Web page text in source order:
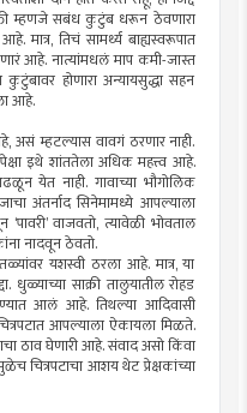
म्हणजे सबंध कुटुंब धरून ठेवणारा
तिचं सामर्थ्य बाह्यस्वरूपात
आहे. नात्यांमधलं माप कमी-जास्त
होणारा अन्यायसुद्धा सहन
आहे.
असं म्हटल्यास वावगं ठरणार नाही.
इथे शांततेला अधिक महत्त्व आहे.
येत नाही. गावाच्या भौगोलिक
अंतर्नाद सिनेमामध्ये आपल्याला
वाजवतो, त्यावेळी भोवताल
नादवून ठेवतो.
यशस्वी ठरला आहे. मात्र, या
धुळ्याच्या साक्री तालुयातील रोहड
आलं आहे. तिथल्या आदिवासी
आपल्याला ऐकायला मिळते.
ठाव घेणारी आहे. संवाद असो किंवा
चित्रपटाचा आशय थेट प्रेक्षकांच्या